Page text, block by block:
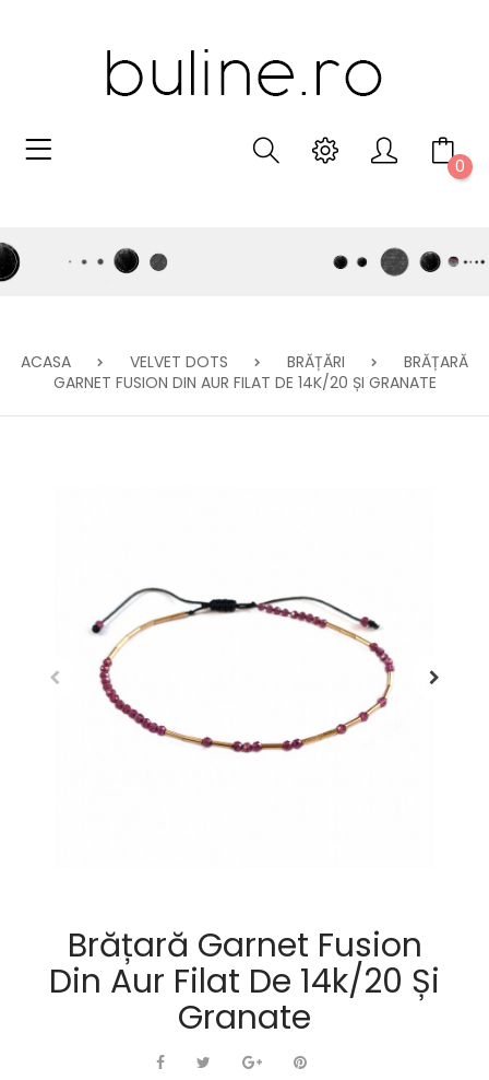
0
ACASA VELVET DOTS BRĂȚĂRI
BRĂȚARĂ
GARNET FUSION DIN AUR FILAT DE 14K/20 ȘI GRANATE
Brățară Garnet Fusion
Din Aur Filat De 14k/20 Și
Granate